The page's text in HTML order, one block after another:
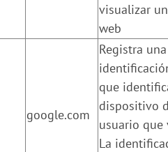
visualizar
web
google.com
Registra una
que
dispositivo
usuario que
La